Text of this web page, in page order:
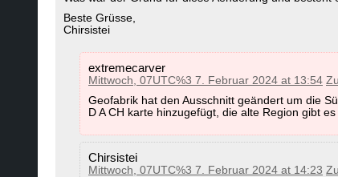
Beste Grüsse,
Chirsistei
extremecarver
Mittwoch, 07UTC%3 7. Februar 2024 at 13:54
Geofabrik hat den Ausschnitt geändert um die
D A CH karte hinzugefügt, die alte Region gibt
Chirsistei
Mittwoch, 07UTC%3 7. Februar 2024 at 14:23